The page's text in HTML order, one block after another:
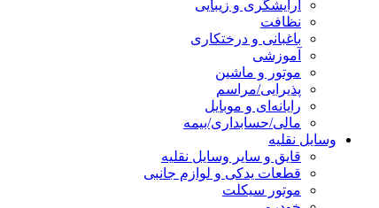
آرایشگری و زیبایی
نظافت
باغبانی و درختکاری
آموزشی
موتور و ماشین
پذیرایی/مراسم
رایانه‌ای و موبایل
مالی/حسابداری/بیمه
وسایل نقلیه
قایق و سایر وسایل نقلیه
قطعات یدکی و لوازم جانبی
موتور سیکلت